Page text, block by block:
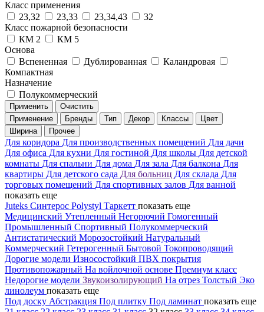
Класс применения
23,32
23,33 23,34,43
32
Класс пожарной безопасности
КМ 2
КМ 5
Основа
Вспененная
Дублированная
Каландровая
Компактная
Назначение
Полукоммерческий
Применить
Очистить
Применение
Бренды Тип Декор Классы
Цвет
Ширина
Прочее
Для коридора Для производственных помещений Для дачи
Для офиса Для кухни Для гостиной Для школы Для детской
комнаты Для спальни Для дома Для зала Для балкона Для
квартиры Для детского сада Для больниц Для склада Для
торговых помещений Для спортивных залов Для ванной
показать еще
Juteks Синтерос Polystyl Таркетт показать еще
Медицинский Утепленный Негорючий Гомогенный
Промышленный Спортивный Полукоммерческий
Антистатический Морозостойкий Натуральный
Коммерческий Гетерогенный Бытовой Токопроводящий
Дорогие модели Износостойкий ПВХ покрытия
Противопожарный На войлочной основе Премиум класс
Недорогие модели Звукоизолирующий На отрез Толстый Эко
линолеум показать еще
Под доску Абстракция Под плитку Под ламинат показать еще